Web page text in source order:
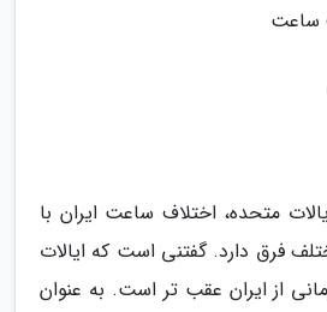
ساعت
متحده، اختلاف ساعت ایران با
فرق دارد. گفتنی است که ایالات
از ایران عقب تر است. به عنوان